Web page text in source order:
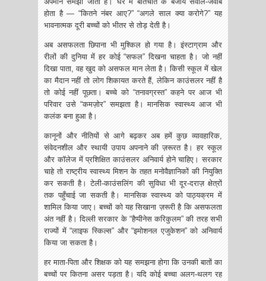
होता है — “कितने नंबर आए?” “अगले साल क्या करोगे?” यह
भावनात्मक दूरी बच्चों को भीतर से तोड़ देती है।
अब असफलता छिपाना भी मुश्किल हो गया है। इंस्टाग्राम और
रीलों की दुनिया में हर कोई “सफल” दिखना चाहता है। जो नहीं
दिखा पाता, वह खुद को असफल मान लेता है। किसी स्कूल में खेल
का मैदान नहीं तो लोग शिकायत करते हैं, लेकिन काउंसलर नहीं है
तो कोई नहीं पूछता। बच्चे को “तनावग्रस्त” कहने पर आज भी
परिवार उसे “कमज़ोर” समझता है। मानसिक स्वास्थ्य आज भी
कलंक बना हुआ है।
कानूनों और नीतियों से आगे बढ़कर अब हमें कुछ व्यावहारिक,
संवेदनशील और स्थायी उपाय अपनाने की ज़रूरत है। हर स्कूल
और कॉलेज में प्रशिक्षित काउंसलर अनिवार्य होने चाहिए। सरकार
चाहे तो राष्ट्रीय स्वास्थ्य मिशन के तहत मनोवैज्ञानिकों की नियुक्ति
कर सकती है। टेली-काउंसलिंग की सुविधा भी दूर-दराज़ क्षेत्रों
तक पहुँचाई जा सकती है। मानसिक स्वास्थ्य को पाठ्यक्रम में
शामिल किया जाए। बच्चों को यह सिखाना ज़रूरी है कि असफलता
अंत नहीं है। दिल्ली सरकार के “हैप्पीनेस करिकुलम” की तरह सभी
राज्यों में “लाइफ स्किल्स” और “इमोशनल एजुकेशन” को अनिवार्य
किया जा सकता है।
हर माता-पिता और शिक्षक को यह समझना होगा कि उनकी बातों का
बच्चों पर कितना असर पड़ता है। यदि कोई बच्चा अलग-थलग रह